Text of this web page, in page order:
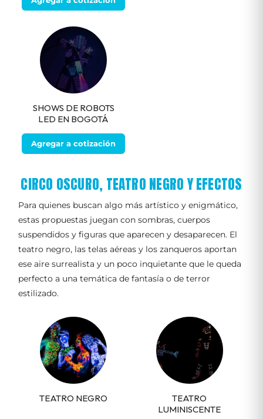
SHOWS DE ROBOTS
LED EN BOGOTÁ
Agregar a cotización
CIRCO OSCURO, TEATRO NEGRO Y EFECTOS
Para quienes buscan algo más artístico y enigmático,
estas propuestas juegan con sombras, cuerpos
suspendidos y figuras que aparecen y desaparecen. El
teatro negro, las telas aéreas y los zanqueros aportan
ese aire surrealista y un poco inquietante que le queda
perfecto a una temática de fantasía o de terror
estilizado.
TEATRO NEGRO
TEATRO
LUMINISCENTE